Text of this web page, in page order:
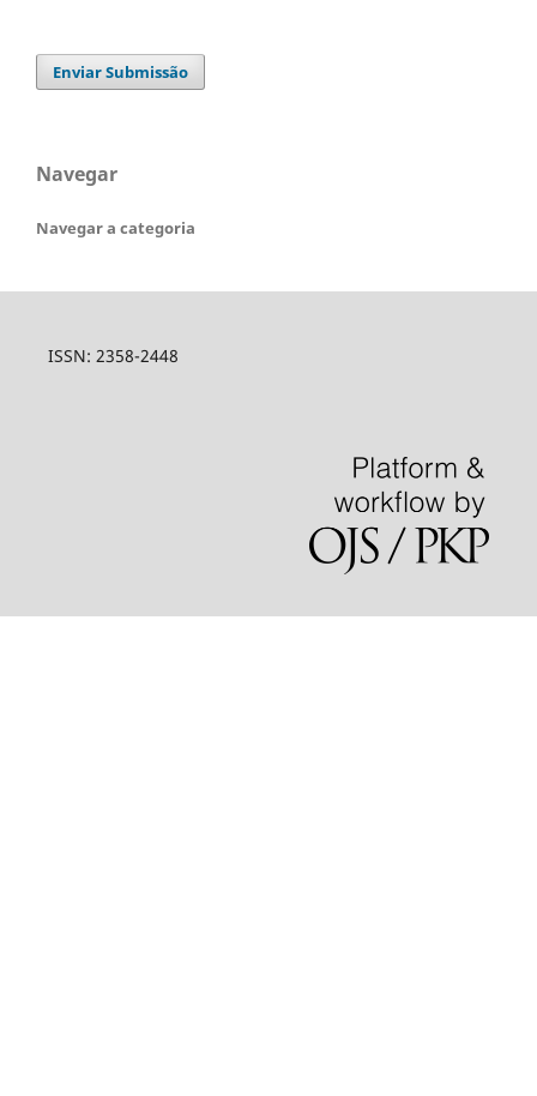
Enviar Submissão
Navegar
Navegar a categoria
ISSN: 2358-2448